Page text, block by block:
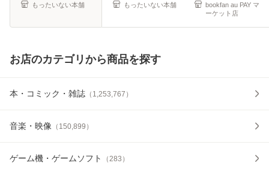
もったいない本舗 もったいない本舗
bookfan au PAY マ
ーケット店
お店のカテゴリから商品を探す
本・コミック・雑誌 （ 1,253,767 ）
音楽・映像 （ 150,899 ）
ゲーム機・ゲームソフト （283 ）